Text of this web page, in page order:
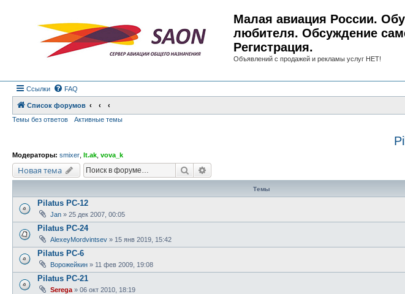
Малая авиация России.
любителя. Обсуждение
Регистрация.
Объявлений с продажей и рекламы услуг НЕТ!
Ссылки FAQ
Список форумов
Темы без ответов
Активные темы
Модераторы: smixer lt.ak vova_k
Новая тема Поиск
Темы
Pilatus PC-12
Jan » 25 дек 2007, 00:05
Pilatus PC-24
AlexeyMordvintsev » 15 янв 2019, 15:42
Pilatus PC-6
Ворожейкин » 11 фев 2009, 19:08
Pilatus PC-21
Serega » 06 окт 2010, 18:19